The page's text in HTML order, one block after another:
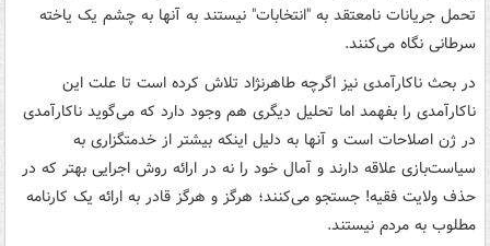
تحمل جریانات نامعتقد به "انتخابات" نیستند به آنها به چشم یک یاخته
سرطانی نگاه می‌کنند.
در بحث ناکارآمدی نیز اگرچه طاهرنژاد تلاش کرده است تا علت این
ناکارآمدی را بفهمد اما تحلیل دیگری هم وجود دارد که می‌گوید ناکارآمدی
در ژن اصلاحات است و آنها به دلیل اینکه بیشتر از خدمتگزاری به
سیاست‌بازی علاقه دارند و آمال خود را نه در ارائه روش اجرایی بهتر که در
حذف ولایت فقیه! جستجو می‌کنند؛ هرگز و هرگز قادر به ارائه یک کارنامه
مطلوب به مردم نیستند.